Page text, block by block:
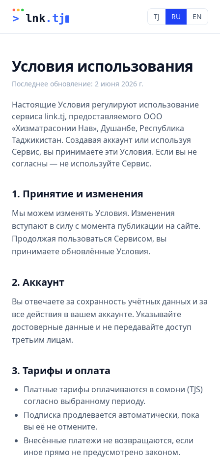
> lnk.tj TJ RU EN
Условия использования
Последнее обновление: 2 июня 2026 г.
Настоящие Условия регулируют использование
сервиса link.tj, предоставляемого ООО
«Хизматрасонии Нав», Душанбе, Республика
Таджикистан. Создавая аккаунт или используя
Сервис, вы принимаете эти Условия. Если вы не
согласны — не используйте Сервис.
1. Принятие и изменения
Мы можем изменять Условия. Изменения
вступают в силу с момента публикации на сайте.
Продолжая пользоваться Сервисом, вы
принимаете обновлённые Условия.
2. Аккаунт
Вы отвечаете за сохранность учётных данных и за
все действия в вашем аккаунте. Указывайте
достоверные данные и не передавайте доступ
третьим лицам.
3. Тарифы и оплата
Платные тарифы оплачиваются в сомони (TJS)
согласно выбранному периоду.
Подписка продлевается автоматически, пока
вы её не отмените.
Внесённые платежи не возвращаются, если
иное прямо не предусмотрено законом.